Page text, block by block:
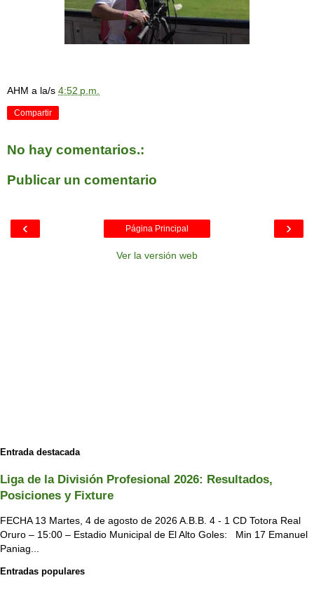
AHM a la/s 4:52 p.m.
Compartir
No hay comentarios.:
Publicar un comentario
‹ ›
Página Principal
Ver la versión web
Entrada destacada
Liga de la División Profesional 2026: Resultados,
Posiciones y Fixture
FECHA 13 Martes, 4 de agosto de 2026 A.B.B. 4 - 1 CD Totora Real
Oruro – 15:00 – Estadio Municipal de El Alto Goles: Min 17 Emanuel
Paniag...
Entradas populares